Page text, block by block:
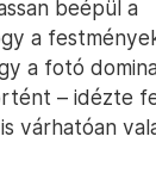
beépül a
a
a fotó
– idézte
várhatóan